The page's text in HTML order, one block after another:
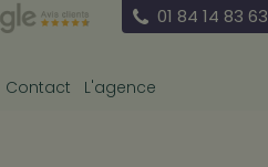
01 84 14 83 63
Contact L'agence